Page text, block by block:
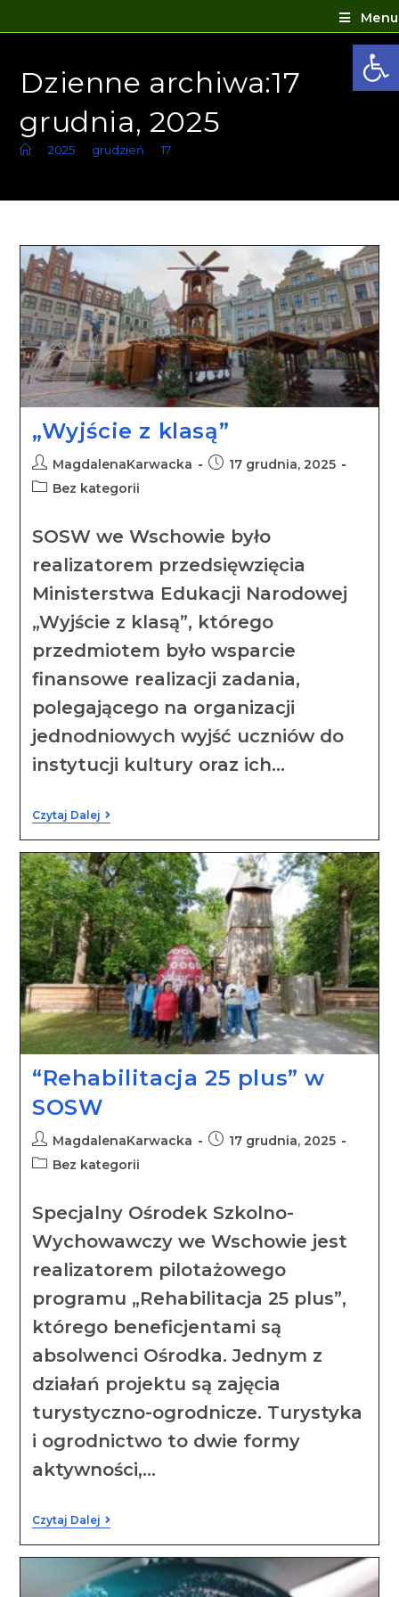
Menu
Dzienne archiwa:17
grudnia, 2025
2025 grudzień 17
„Wyjście z klasą”
MagdalenaKarwacka
17 grudnia, 2025
Bez kategorii
SOSW we Wschowie było
realizatorem przedsięwzięcia
Ministerstwa Edukacji Narodowej
„Wyjście z klasą”, którego
przedmiotem było wsparcie
finansowe realizacji zadania,
polegającego na organizacji
jednodniowych wyjść uczniów do
instytucji kultury oraz ich…
Czytaj Dalej
“Rehabilitacja 25 plus” w
SOSW
MagdalenaKarwacka
17 grudnia, 2025
Bez kategorii
Specjalny Ośrodek Szkolno-
Wychowawczy we Wschowie jest
realizatorem pilotażowego
programu „Rehabilitacja 25 plus”,
którego beneficjentami są
absolwenci Ośrodka. Jednym z
działań projektu są zajęcia
turystyczno-ogrodnicze. Turystyka
i ogrodnictwo to dwie formy
aktywności,…
Czytaj Dalej